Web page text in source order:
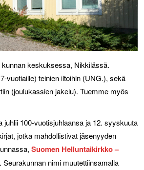
keskuksessa, Nikkilässä.
vuotiaille) teinien iltoihin (UNG.), sekä
(joulukassien jakelu). Tuemme myös
juhlii 100-vuotisjuhlaansa ja 12. syyskuuta
jotka mahdollistivat jäsenyyden
Suomen Helluntaikirkko –
. Seurakunnan nimi muutettiinsamalla